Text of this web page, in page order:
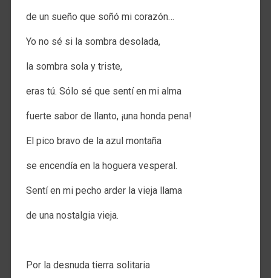
de un sueño que soñó mi corazón…
Yo no sé si la sombra desolada,
la sombra sola y triste,
eras tú. Sólo sé que sentí en mi alma
fuerte sabor de llanto, ¡una honda pena!
El pico bravo de la azul montaña
se encendía en la hoguera vesperal.
Sentí en mi pecho arder la vieja llama
de una nostalgia vieja.
Por la desnuda tierra solitaria